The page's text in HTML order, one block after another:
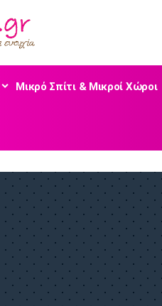
Μικρό Σπίτι & Μικροί Χώροι